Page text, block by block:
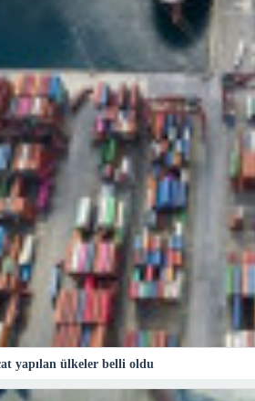
yapılan ülkeler belli oldu